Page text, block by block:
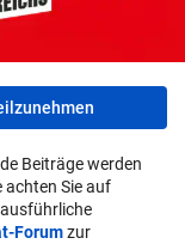
Beiträge werden
Sie auf
Forumzur